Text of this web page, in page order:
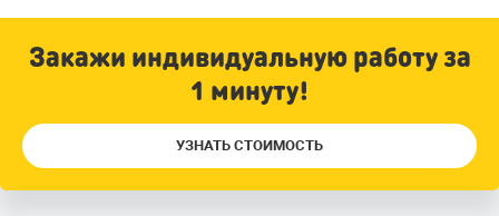
Закажи индивидуальную работу за
1 минуту!
УЗНАТЬ СТОИМОСТЬ